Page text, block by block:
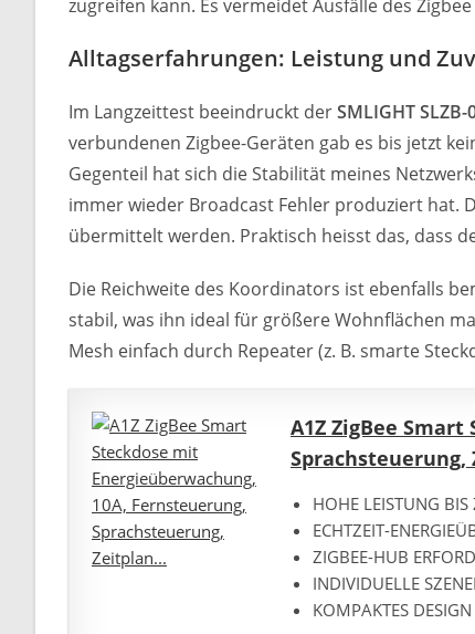
zugreifen kann. Es vermeidet Ausfälle des
Alltagserfahrungen: Leistung und
Im Langzeittest beeindruckt derSMLIGHT SLZB-
verbundenen Zigbee-Geräten gab es bis jetzt
Gegenteil hat sich die Stabilität meines
immer wieder Broadcast Fehler produziert hat.
übermittelt werden. Praktisch heisst das, dass
Die Reichweite des Koordinators ist ebenfalls
stabil, was ihn ideal für größere Wohnflächen
Mesh einfach durch Repeater (z. B. smarte
A1Z ZigBee
Sprachsteuerung,
HOHE LEISTUNG
ECHTZEIT-
ZIGBEE-HUB
INDIVIDUELLE
KOMPAKTES